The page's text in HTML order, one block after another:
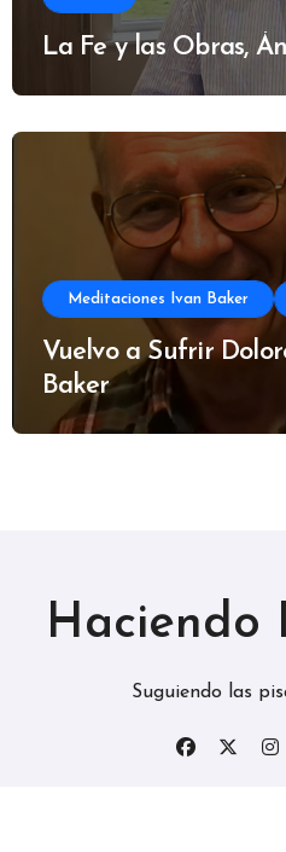
La Fe y las Obras,
Meditaciones Ivan Baker
Vuelvo a Sufrir
Baker
Haciendo
Suguiendo las